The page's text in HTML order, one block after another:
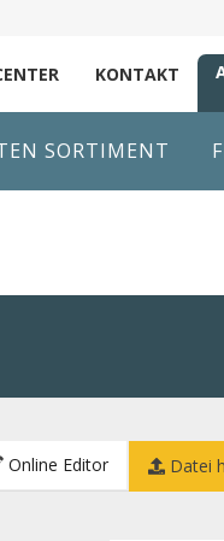
KONTAKT
SORTIMENT
Online Editor Datei